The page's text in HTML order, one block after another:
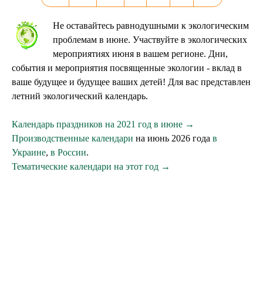
Не оставайтесь равнодушными к экологическим
проблемам в июне. Участвуйте в экологических
мероприятиях июня в вашем регионе. Дни,
события и мероприятия посвященные экологии - вклад в
ваше будущее и будущее ваших детей! Для вас представлен
летний экологический календарь.
Календарь праздников на 2021 год в июне →
Производственные календари на июнь 2026 года в
Украине, в России.
Тематические календари на этот год →